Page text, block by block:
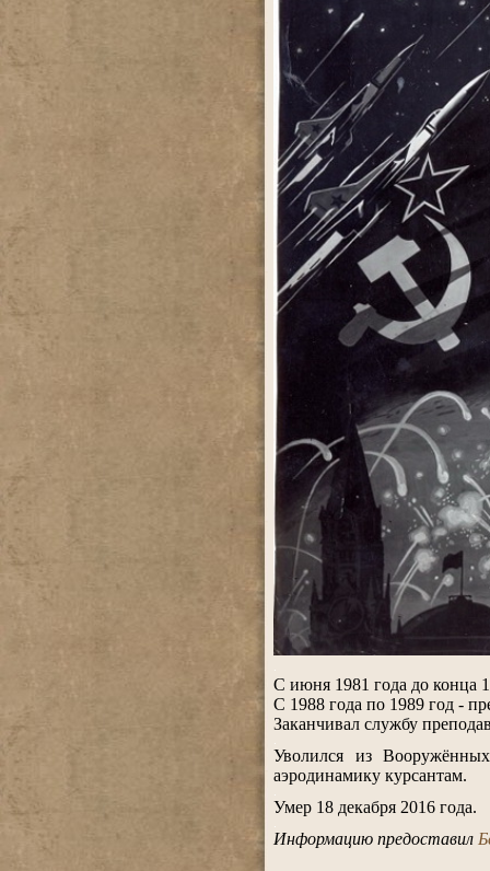
С июня 1981 года до конца
С 1988 года по 1989 год -
Заканчивал службу
Уволился из
аэродинамику курсантам.
Умер 18 декабря 2016 года.
Информацию предоставил